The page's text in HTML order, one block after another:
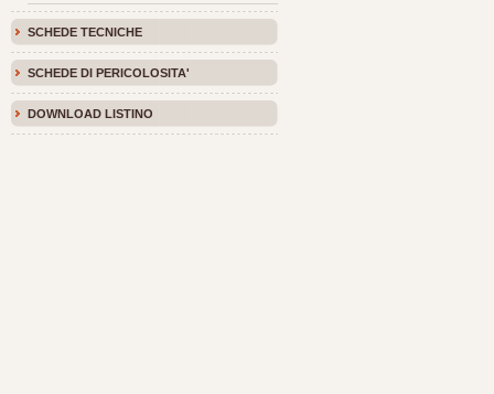
SCHEDE TECNICHE
SCHEDE DI PERICOLOSITA'
DOWNLOAD LISTINO